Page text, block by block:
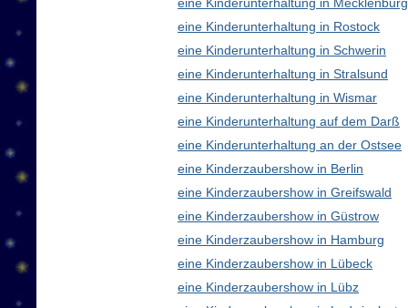
eine Kinderunterhaltung in
eine Kinderunterhaltung in Rostock
eine Kinderunterhaltung in Schwerin
eine Kinderunterhaltung in Stralsund
eine Kinderunterhaltung in Wismar
eine Kinderunterhaltung auf dem Darß
eine Kinderunterhaltung an der Ostsee
eine Kinderzaubershow in Berlin
eine Kinderzaubershow in Greifswald
eine Kinderzaubershow in Güstrow
eine Kinderzaubershow in Hamburg
eine Kinderzaubershow in Lübeck
eine Kinderzaubershow in Lübz